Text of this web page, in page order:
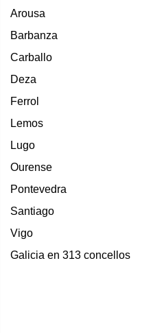
Arousa
Barbanza
Carballo
Deza
Ferrol
Lemos
Lugo
Ourense
Pontevedra
Santiago
Vigo
Galicia en 313 concellos